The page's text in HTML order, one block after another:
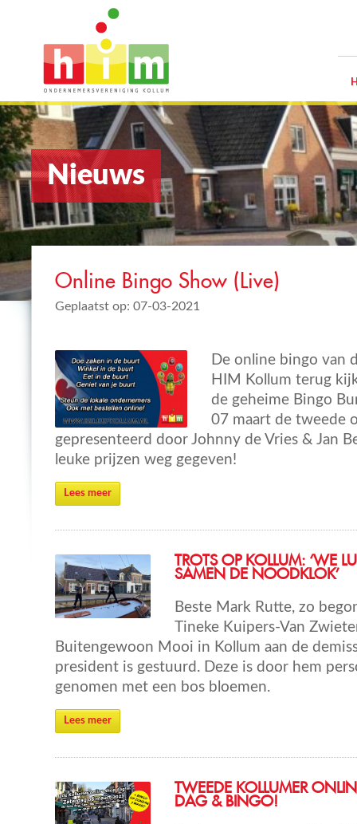
Nieuws
Online Bingo Show (Live)
Geplaatst op: 07-03-2021
De online bingo van
HIM Kollum terug
de geheime Bingo
07 maart de tweede
gepresenteerd door Johnny de Vries & Jan
leuke prijzen weg gegeven!
Lees meer
TROTS OP KOLLUM: ‘WE
SAMEN DE NOODKLOK’
Beste Mark Rutte, zo
Tineke Kuipers-Van
Buitengewoon Mooi in Kollum aan de
president is gestuurd. Deze is door hem
genomen met een bos bloemen.
Lees meer
TWEEDE KOLLUMER
DAG & BINGO!